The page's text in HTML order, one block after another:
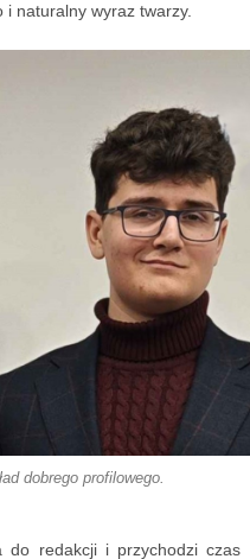
naturalny wyraz twarzy.
dobrego profilowego.
do redakcji i przychodzi czas